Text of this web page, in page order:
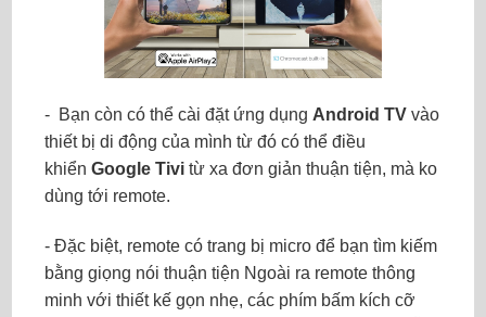
- Bạn còn có thể cài đặt ứng dụng Android TV vào
thiết bị di động của mình từ đó có thể điều
khiển Google Tivi từ xa đơn giản thuận tiện, mà ko
dùng tới remote.
- Đặc biệt, remote có trang bị micro để bạn tìm kiếm
bằng giọng nói thuận tiện Ngoài ra remote thông
minh với thiết kế gọn nhẹ, các phím bấm kích cỡ